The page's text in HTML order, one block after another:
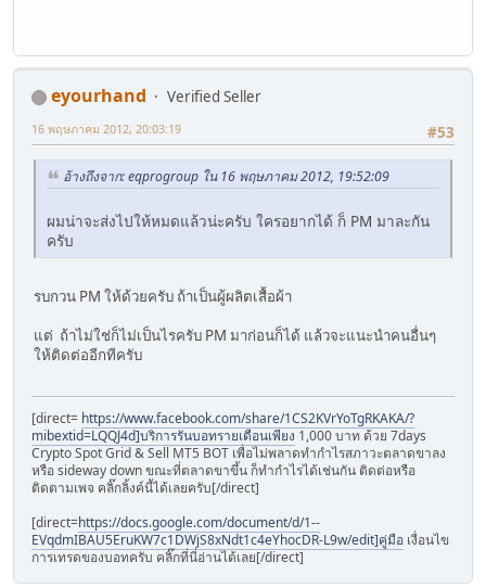
eyourhand
Verified Seller
#53
16 พฤษภาคม 2012, 20:03:19
อ้างถึงจาก: eqprogroup ใน 16 พฤษภาคม 2012, 19:52:09
ผมน่าจะส่งไปให้หมดแล้วน่ะครับ ใครอยากได้ ก็ PM มาละกัน
ครับ
รบกวน PM ให้ด้วยครับ ถ้าเป็นผู้ผลิตเสื้อผ้า
แต่ ถ้าไม่ใช่ก็ไม่เป็นไรครับ PM มาก่อนก็ได้ แล้วจะแนะนำคนอื่นๆ
ให้ติดต่ออีกทีครับ
[direct= https://www.facebook.com/share/1CS2KVrYoTgRKAKA/?
mibextid=LQQJ4d]บริการรันบอทรายเดือนเพียง 1,000 บาท ด้วย 7days
Crypto Spot Grid & Sell MT5 BOT เพื่อไม่พลาดทำกำไรสภาวะตลาดขาลง
หรือ sideway down ขณะที่ตลาดขาขึ้น ก็ทำกำไรได้เช่นกัน ติดต่อหรือ
ติดตามเพจ คลิ๊กลิ้งค์นี้ได้เลยครับ[/direct]
[direct=https://docs.google.com/document/d/1--
EVqdmIBAU5EruKW7c1DWjS8xNdt1c4eYhocDR-L9w/edit]คู่มือ เงื่อนไข
การเทรดของบอทครับ คลิ๊กที่นี่อ่านได้เลย[/direct]